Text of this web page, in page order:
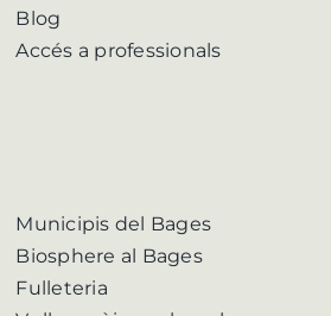
Blog
Accés a professionals
Municipis del Bages
Biosphere al Bages
Fulleteria